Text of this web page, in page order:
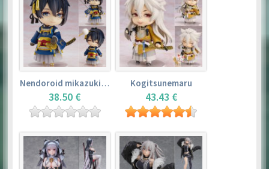
Nendoroid mikazuki munechika
38.50 €
Kogitsunemaru
43.43 €